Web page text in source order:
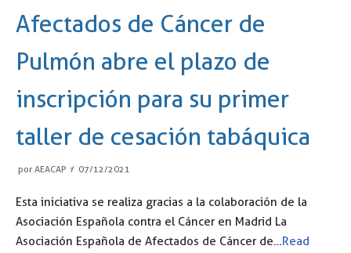
Afectados de Cáncer de
Pulmón abre el plazo de
inscripción para su primer
taller de cesación tabáquica
por AEACAP 07/12/2021
Esta iniciativa se realiza gracias a la colaboración de la
Asociación Española contra el Cáncer en Madrid La
Asociación Española de Afectados de Cáncer de…Read